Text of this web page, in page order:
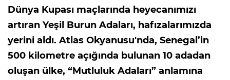
Dünya Kupası maçlarında heyecanımızı
artıran Yeşil Burun Adaları, hafızalarımızda
yerini aldı. Atlas Okyanusu'nda, Senegal’in
500 kilometre açığında bulunan 10 adadan
oluşan ülke, “Mutluluk Adaları” anlamına